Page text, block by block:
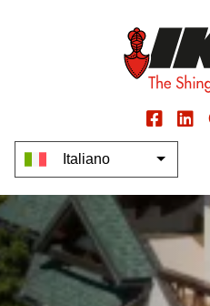
Italiano Mostra